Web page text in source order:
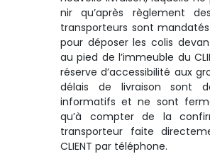
nir qu’après règlement
transporteurs sont mandatés
pour déposer les colis
au pied de l’immeuble du
réserve d’accessibilité aux
délais de livraison sont
informatifs et ne sont
qu’à compter de la
transporteur faite
CLIENT par téléphone.